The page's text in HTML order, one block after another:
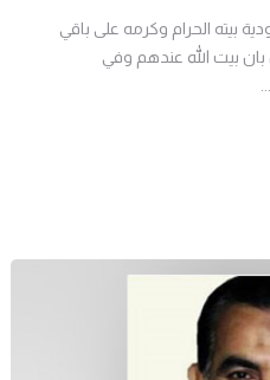
بيته الحرام وكرمه على باقي
بان بيت الله عندهم وفي